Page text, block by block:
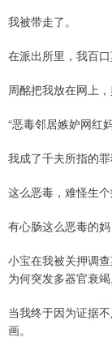
我被带走了。
在派出所里，我百口
周酩把我放在网上，
“恶毒邻居嫉妒网红
我成了千夫所指的
这么恶毒，难怪生个
有心肠这么恶毒的
小宝在我被关押调
为何突发多器官衰竭
当我终于因为证据
画。